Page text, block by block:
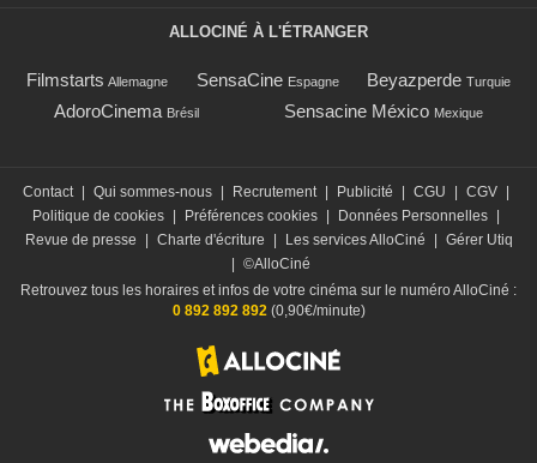
ALLOCINÉ À L'ÉTRANGER
Filmstarts Allemagne SensaCine Espagne Beyazperde Turquie
AdoroCinema Brésil Sensacine México Mexique
Contact | Qui sommes-nous | Recrutement | Publicité | CGU | CGV |
Politique de cookies | Préférences cookies | Données Personnelles |
Revue de presse
| Charte d'écriture | Les services AlloCiné | Gérer Utiq
| ©AlloCiné
Retrouvez tous les horaires et infos de votre cinéma sur le numéro AlloCiné :
0 892 892 892(0,90€/minute)